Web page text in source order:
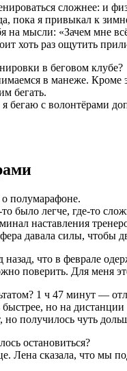
сложнее: и
пока я привыкал к
на мысли: «Зачем мне
хоть раз ощутить
в беговом клубе?
в манеже. Кроме
бегать.
бегаю с волонтёрами
полумарафоне.
было легче, где-то
наставления
давала силы, чтобы
что в феврале
поверить. Для меня
1 ч 47 минут —
но на
получилось чуть
остановиться?
Лена сказала, что мы